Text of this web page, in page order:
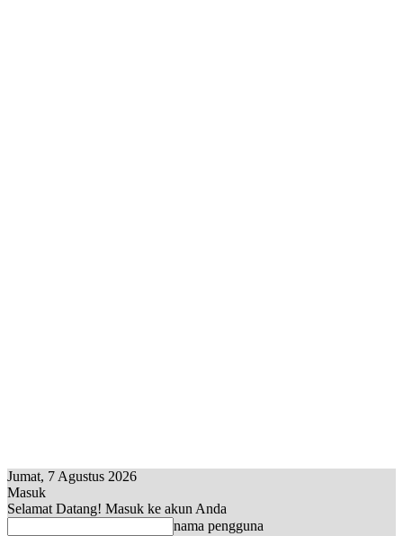
Jumat, 7 Agustus 2026
Masuk
Selamat Datang! Masuk ke akun Anda
nama pengguna